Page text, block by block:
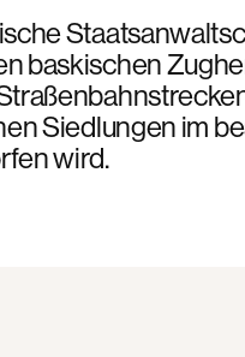
baskischen
Siedlungen im
wird.